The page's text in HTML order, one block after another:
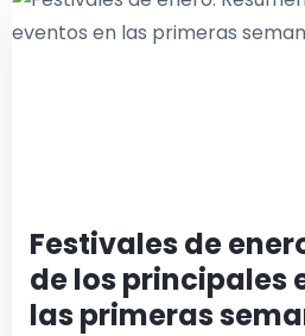
Festivales de
de los principales
las primeras